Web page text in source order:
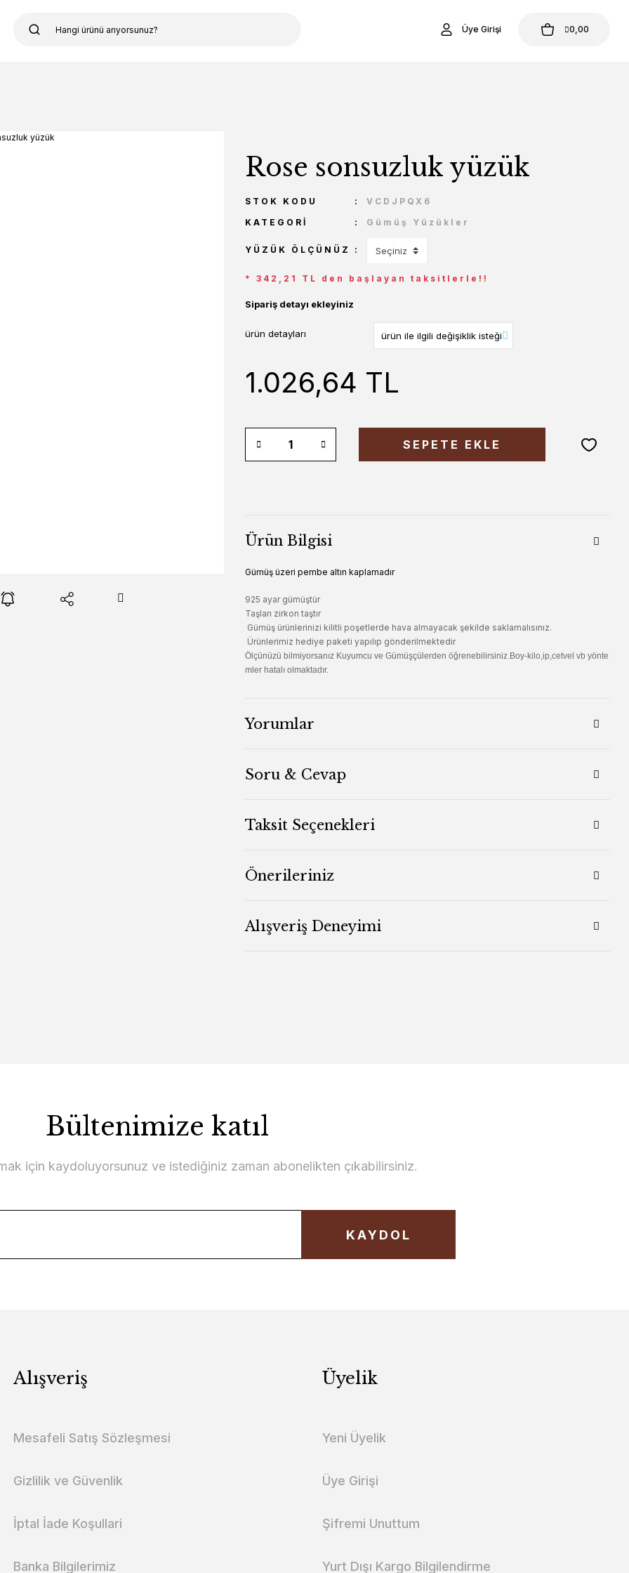
Üye Girişi 0,00
Rose sonsuzluk yüzük
STOK KODU
VCDJPQX6
KATEGORI
Gümüş Yüzükler
YÜZÜK ÖLÇÜNÜZ
* 342,21 TL den başlayan taksitlerle!!
Sipariş detayı ekleyiniz
ürün detayları
1.026,64 TL
SEPETE EKLE
Ürün Bilgisi
Gümüş üzeri pembe altın kaplamadır
925 ayar gümüştür
Taşları zirkon taştır
Gümüş ürünlerinizi kilitli poşetlerde hava almayacak şekilde saklamalısınız.
Ürünlerimiz hediye paketi yapılıp gönderilmektedir
Ölçünüzü bilmiyorsanız Kuyumcu ve Gümüşçülerden öğrenebilirsiniz.Boy-kilo,ip,cetvel vb yönte
mler hatalı olmaktadır.
Yorumlar
Soru & Cevap
Taksit Seçenekleri
Önerileriniz
Alışveriş Deneyimi
Bültenimize katıl
için kaydoluyorsunuz ve istediğiniz zaman abonelikten çıkabilirsiniz.
KAYDOL
Alışveriş
Mesafeli Satış Sözleşmesi
Gizlilik ve Güvenlik
İptal İade Koşullari
Banka Bilgilerimiz
Üyelik
Yeni Üyelik
Üye Girişi
Şifremi Unuttum
Yurt Dışı Kargo Bilgilendirme